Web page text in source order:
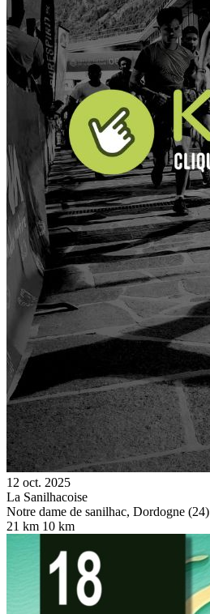
12 oct. 2025
La Sanilhacoise
Notre dame de sanilhac, Dordogne (24)
21 km 10 km